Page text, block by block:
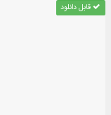
قابل دانلود